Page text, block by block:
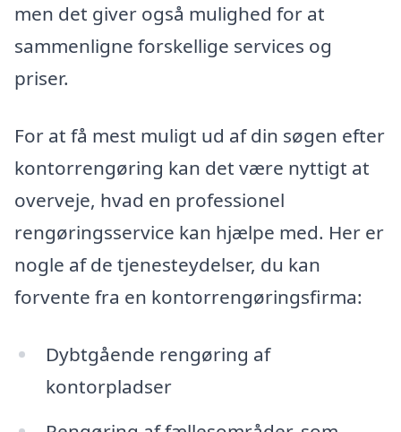
men det giver også mulighed for at
sammenligne forskellige services og
priser.
For at få mest muligt ud af din søgen efter
kontorrengøring kan det være nyttigt at
overveje, hvad en professionel
rengøringsservice kan hjælpe med. Her er
nogle af de tjenesteydelser, du kan
forvente fra en kontorrengøringsfirma:
Dybtgående rengøring af
kontorpladser